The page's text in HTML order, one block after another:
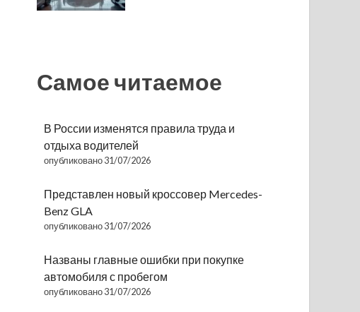
Самое читаемое
В России изменятся правила труда и
отдыха водителей
опубликовано 31/07/2026
Представлен новый кроссовер Mercedes-
Benz GLA
опубликовано 31/07/2026
Названы главные ошибки при покупке
автомобиля с пробегом
опубликовано 31/07/2026